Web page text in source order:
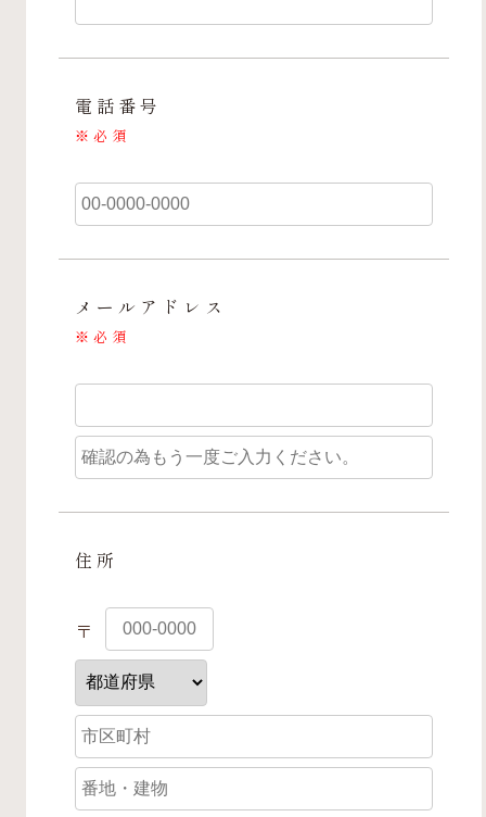
電話番号
※ 必須
メールアドレス
※ 必須
住所
〒